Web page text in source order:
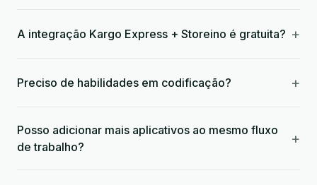
A integração Kargo Express + Storeino é gratuita? +
Preciso de habilidades em codificação? +
Posso adicionar mais aplicativos ao mesmo fluxo
de trabalho?
+